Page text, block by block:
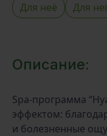
Для неё Для
Описание:
Spa-программа
эффектом:
и болезненные